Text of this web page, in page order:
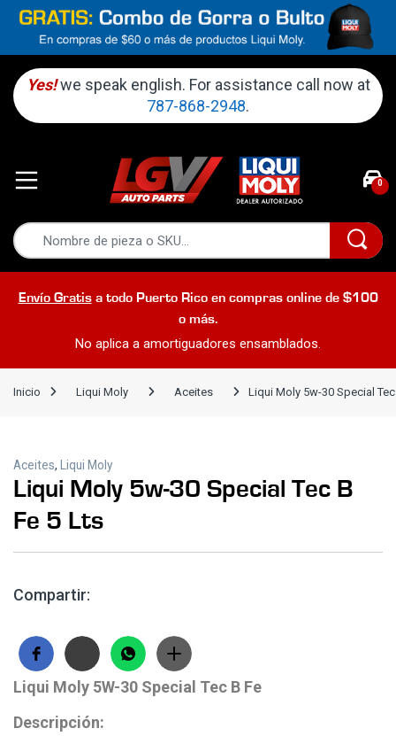
Yes! we speak english. For assistance call now at
787-868-2948.
0
Envío Gratisa todo Puerto Rico en compras online de $100
o más.
No aplica a amortiguadores ensamblados.
Inicio Liqui Moly Aceites Liqui Moly 5w-30 Special
Aceites, Liqui Moly
Liqui Moly 5w-30 Special Tec B
Fe 5 Lts
Compartir:
Liqui Moly 5W-30 Special Tec B Fe
Descripción: